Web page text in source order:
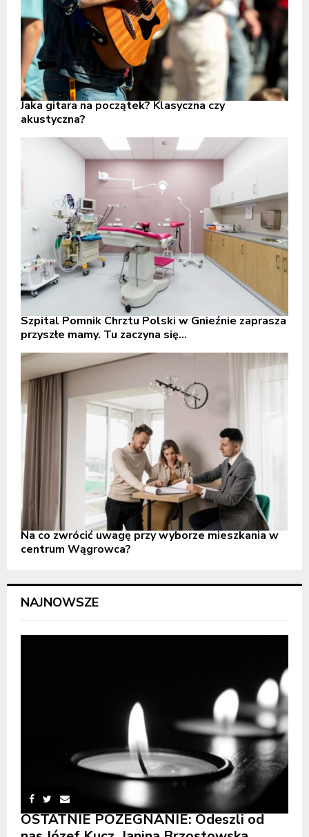
Jaka gitara na początek? Klasyczna czy
akustyczna?
Szpital Pomnik Chrztu Polski w Gnieźnie zaprasza
przyszłe mamy. Tu zaczyna się...
Na co zwrócić uwagę przy wyborze mieszkania w
centrum Wągrowca?
NAJNOWSZE
OSTATNIE POŻEGNANIE: Odeszli od